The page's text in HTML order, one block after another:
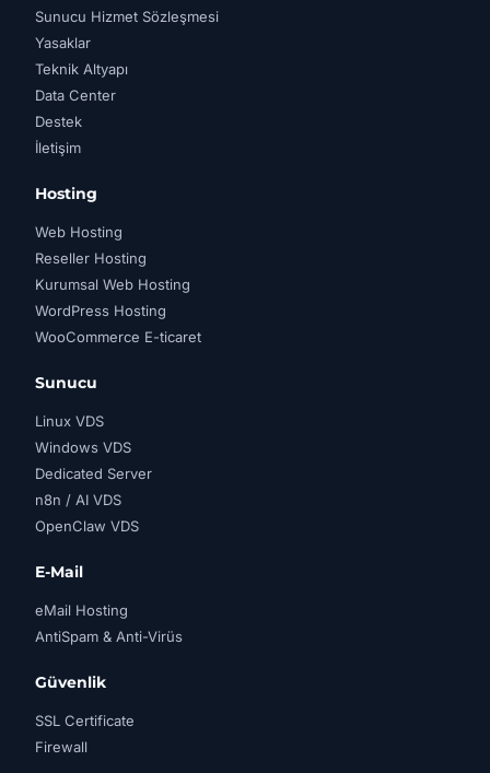
Sunucu Hizmet Sözleşmesi
Yasaklar
Teknik Altyapı
Data Center
Destek
İletişim
Hosting
Web Hosting
Reseller Hosting
Kurumsal Web Hosting
WordPress Hosting
WooCommerce E-ticaret
Sunucu
Linux VDS
Windows VDS
Dedicated Server
n8n / AI VDS
OpenClaw VDS
E-Mail
eMail Hosting
AntiSpam & Anti-Virüs
Güvenlik
SSL Certificate
Firewall